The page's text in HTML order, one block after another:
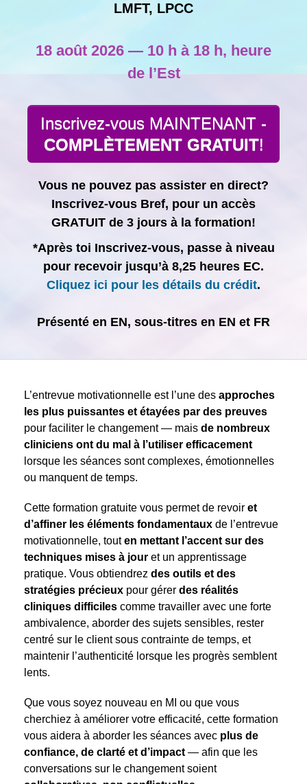
LMFT, LPCC
18 août 2026 — 10 h à 18 h, heure
de l’Est
Inscrivez-vous MAINTENANT -
COMPLÈTEMENT GRATUIT!
Vous ne pouvez pas assister en direct?
Inscrivez-vous Bref, pour un accès
GRATUIT de 3 jours à la formation!
*Après toi Inscrivez-vous, passe à niveau
pour recevoir jusqu’à 8,25 heures EC.
Cliquez ici pour les détails du crédit.
Présenté en EN, sous-titres en EN et FR
L’entrevue motivationnelle est l’une des approches
les plus puissantes et étayées par des preuves
pour faciliter le changement — mais de nombreux
cliniciens ont du mal à l’utiliser efficacement
lorsque les séances sont complexes, émotionnelles
ou manquent de temps.
Cette formation gratuite vous permet de revoir et
d’affiner les éléments fondamentaux de l’entrevue
motivationnelle, touten mettant l’accent sur des
techniques mises à jour et un apprentissage
pratique. Vous obtiendrez des outils et des
stratégies précieux pour gérer des réalités
cliniques difficiles comme travailler avec une forte
ambivalence, aborder des sujets sensibles, rester
centré sur le client sous contrainte de temps, et
maintenir l’authenticité lorsque les progrès semblent
lents.
Que vous soyez nouveau en MI ou que vous
cherchiez à améliorer votre efficacité, cette formation
vous aidera à aborder les séances avec plus de
confiance, de clarté et d’impact — afin que les
conversations sur le changement soient